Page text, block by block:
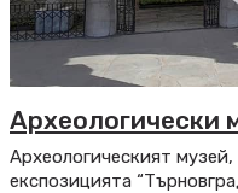
Археологически
Aрхеологическият
експозицията